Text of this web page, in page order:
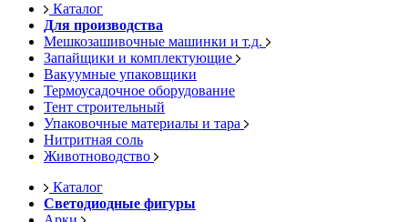
Каталог
Для производства
Мешкозашивочные машинки и т.д.
Запайщики и комплектующие
Вакуумные упаковщики
Термоусадочное оборудование
Тент строительный
Упаковочные материалы и тара
Нитритная соль
Животноводство
Каталог
Светодиодные фигуры